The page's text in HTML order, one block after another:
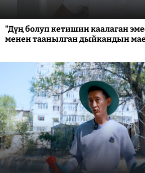
"Дүң болуп кетишин каалаган
менен таанылган дыйкандын